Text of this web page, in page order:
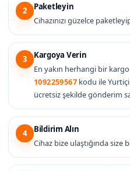
2
Paketleyin
Cihazınızı güzelce
3
Kargoya Verin
En yakın herhangi bir
1092259567 kodu ile
ücretsiz şekilde gönderim
4
Bildirim Alın
Cihaz bize ulaştığında size